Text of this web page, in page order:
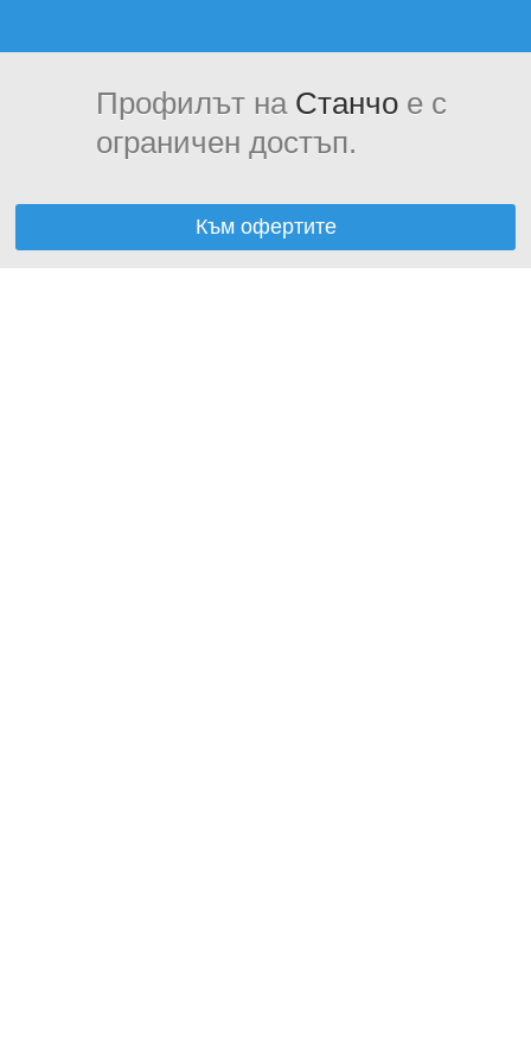
Профилът на Станчо е с
ограничен достъп.
Към офертите